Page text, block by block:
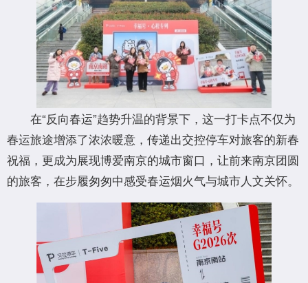
在“反向春运”趋势升温的背景下，这一打卡点不仅为
春运旅途增添了浓浓暖意，传递出交控停车对旅客的新春
祝福，更成为展现博爱南京的城市窗口，让前来南京团圆
的旅客，在步履匆匆中感受春运烟火气与城市人文关怀。